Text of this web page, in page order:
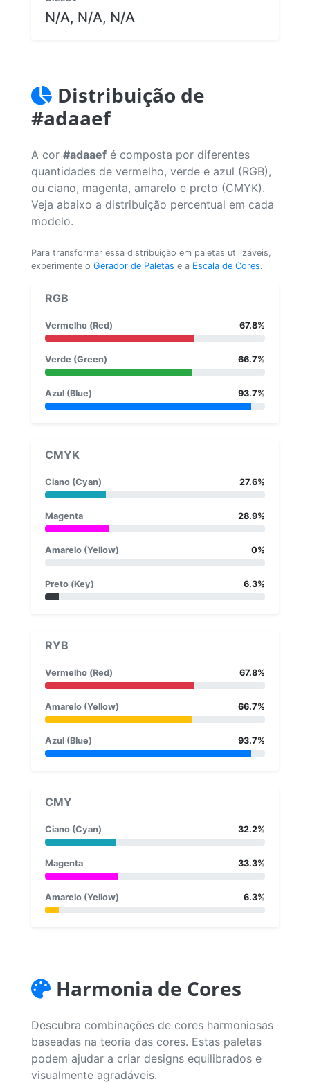
N/A, N/A, N/A
Distribuição de
#adaaef
A cor #adaaef é composta por diferentes
quantidades de vermelho, verde e azul (RGB),
ou ciano, magenta, amarelo e preto (CMYK).
Veja abaixo a distribuição percentual em cada
modelo.
Para transformar essa distribuição em paletas utilizáveis,
experimente o Gerador de Paletas e a Escala de Cores.
RGB
Vermelho (Red) 67.8%
Verde (Green) 66.7%
Azul (Blue) 93.7%
CMYK
Ciano (Cyan) 27.6%
Magenta 28.9%
Amarelo (Yellow) 0%
Preto (Key) 6.3%
RYB
Vermelho (Red) 67.8%
Amarelo (Yellow) 66.7%
Azul (Blue) 93.7%
CMY
Ciano (Cyan) 32.2%
Magenta 33.3%
Amarelo (Yellow) 6.3%
Harmonia de Cores
Descubra combinações de cores harmoniosas
baseadas na teoria das cores. Estas paletas
podem ajudar a criar designs equilibrados e
visualmente agradáveis.